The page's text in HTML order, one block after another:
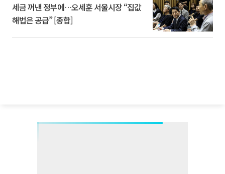
세금 꺼낸 정부에…오세훈 서울시장 “집값
해법은 공급” [종합]